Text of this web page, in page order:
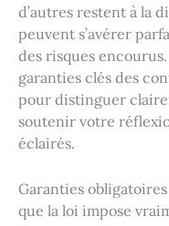
d’autres restent à la
peuvent s’avérer
des risques
garanties clés des
pour distinguer
soutenir votre
éclairés.
Garanties
que la loi impose